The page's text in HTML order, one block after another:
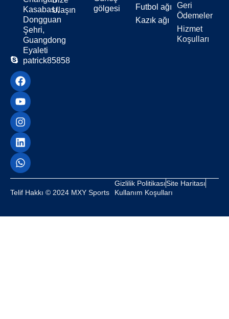
Kasabası,
Dongguan
Şehri,
Guangdong
Eyaleti
patrick85858
Ulaşın
gölgesi
Futbol ağı
Kazık ağı
Geri
Ödemeler
Hizmet
Koşulları
Telif Hakkı © 2024 MXY Sports
Gizlilik PolitikasıSite Haritası
Kullanım Koşulları